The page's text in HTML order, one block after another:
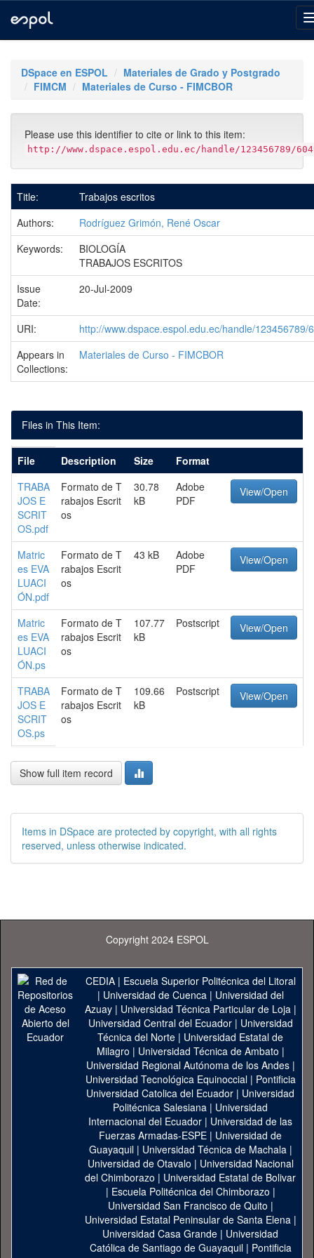
navigationDSpace en ESPOL
Materiales de Grado y Postgrado
FIMCM
Materiales de Curso - FIMCBOR
Please use this identifier to cite or link to this item:
http://www.dspace.espol.edu.ec/handle/123456789/
Title:
Trabajos escritos
Authors:
Rodríguez Grimón, René Oscar
Keywords:
BIOLOGÍA
TRABAJOS ESCRITOS
Issue
Date:
20-Jul-2009
URI:
http://www.dspace.espol.edu.ec/handle/123456789/
Appears in
Collections:
Materiales de Curso - FIMCBOR
Files in This Item:
File Description Size
Format
TRABA
JOS E
SCRIT
OS.pdf
Formato de T
rabajos Escrit
os
30.78
kB
Adobe
PDF
View/Open
Matric
es EVA
LUACI
ÓN.pdf
Formato de T
rabajos Escrit
os
43 kB
Adobe
PDF
View/Open
Matric
es EVA
LUACI
ÓN.ps
Formato de T
rabajos Escrit
os
107.77
kB
Postscript View/Open
TRABA
JOS E
SCRIT
OS.ps
Formato de T
rabajos Escrit
os
109.66
kB
Postscript View/Open
Show full item record
Items in DSpace are protected by copyright, with all rights
reserved, unless otherwise indicated.
Copyright 2024 ESPOL
CEDIA| Escuela Superior Politécnica del Litoral
| Universidad de Cuenca| Universidad del
Azuay| Universidad Técnica Particular de Loja|
Universidad Central del Ecuador| Universidad
Técnica del Norte | Universidad Estatal de
Milagro | Universidad Técnica de Ambato |
Universidad Regional Autónoma de los Andes|
Universidad Tecnológica Equinoccial| Pontificia
Universidad Catolica del Ecuador | Universidad
Politécnica Salesiana | Universidad
Internacional del Ecuador | Universidad de las
Fuerzas Armadas-ESPE | Universidad de
Guayaquil| Universidad Técnica de Machala|
Universidad de Otavalo | Universidad Nacional
del Chimborazo | Universidad Estatal de Bolivar
| Escuela Politécnica del Chimborazo |
Universidad San Francisco de Quito |
Universidad Estatal Peninsular de Santa Elena|
Universidad Casa Grande | Universidad
Católica de Santiago de Guayaquil| Pontificia